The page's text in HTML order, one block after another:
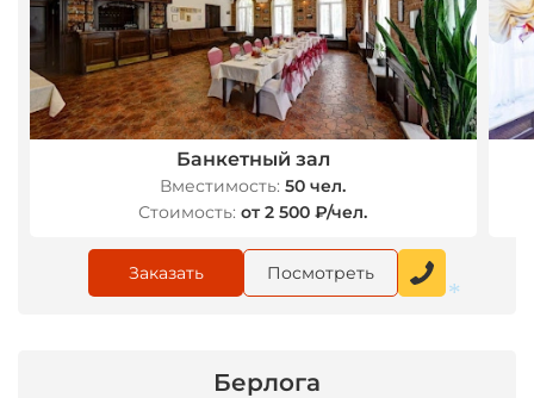
Банкетный зал
Вместимость: 50 чел.
Стоимость: от 2 500 ₽/чел.
Заказать Посмотреть
Берлога